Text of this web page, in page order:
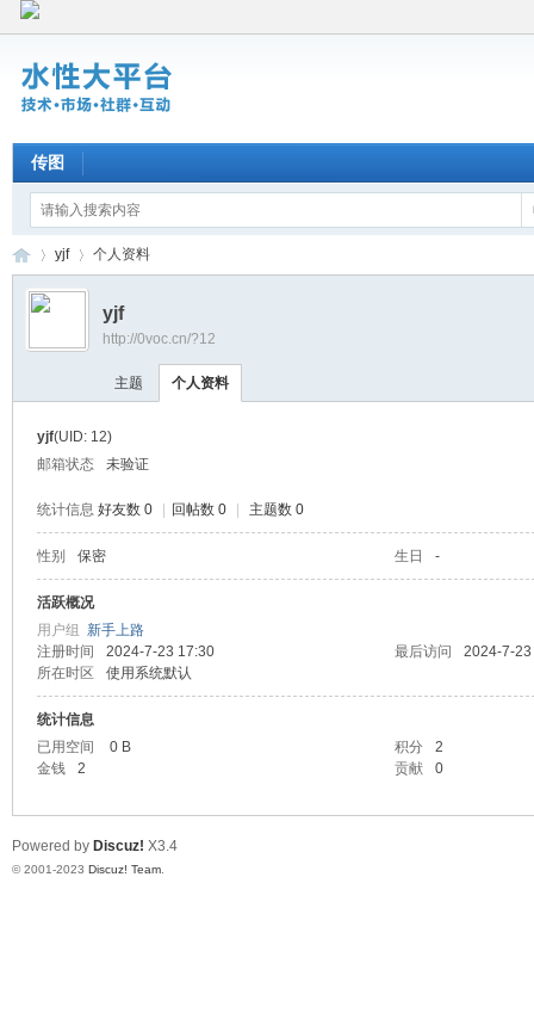
传图
›
yjf
›
个人资料
yjf
http://0voc.cn/?12
主题 个人资料
yjf(UID: 12)
邮箱状态
未验证
统计信息 好友数 0 回帖数 0 主题数 0
性别 保密 生日 -
活跃概况
用户组 新手上路
注册时间
2024-7-23 17:30 最后访问
2024-7-
所在时区
使用系统默认
统计信息
已用空间
0 B 积分
2
金钱
2 贡献 0
Powered by Discuz! X3.4
© 2001-2023 Discuz! Team.